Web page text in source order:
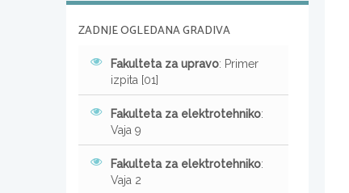
ZADNJE OGLEDANA GRADIVA
Fakulteta za upravo: Primer
izpita [01]
Fakulteta za elektrotehniko:
Vaja 9
Fakulteta za elektrotehniko:
Vaja 2